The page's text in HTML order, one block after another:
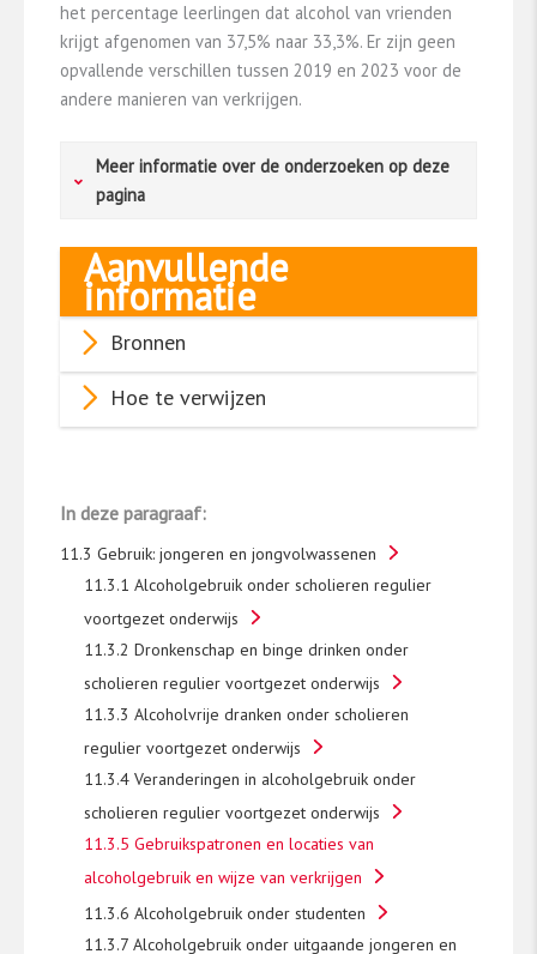
het percentage leerlingen dat alcohol van vrienden
krijgt afgenomen van 37,5% naar 33,3%. Er zijn geen
opvallende verschillen tussen 2019 en 2023 voor de
andere manieren van verkrijgen.
Meer informatie over de onderzoeken op deze
pagina
Kerncijfers jongeren: Leefstijlmonitor
Cijfers over middelengebruik worden
gerapporteerd op de
ScholierenMonitor. De cijfers zijn afkomstig uit
het Peilstationsonderzoek dat elke vier jaar
wordt herhaald. Daarnaast zijn voor een aantal
onderzoeken zijn onderdeel van de
Leefstijlmonitor
en leveren landelijk
representatieve cijfers voor 12-16-jarige
scholieren van het regulier voortgezet
onderwijs (vmbo ,havo, vwo). De HBSC-studie en
het Peilstationsonderzoek wisselen elkaar om
de twee jaar af. Sinds 2017 worden de
onderzoeksmethoden en analyses van beide
studies zo goed mogelijk op elkaar afgestemd,
waardoor we de kerncijfers over de jaren heen
goed met elkaar kunnen vergelijken. Deze
kerncijfers worden daarnaast om de vier jaar
aangevuld met verdiepende gegevens over
middelengebruik die zijn uitgevraagd in het
Peilstationsonderzoek. De meest recente
cijfers komen uit het Peilstationsonderzoek uit
Aanvullende
informatie
Bronnen
Hoe te verwijzen
In deze paragraaf:
11.3 Gebruik: jongeren en jongvolwassenen
11.3.1 Alcoholgebruik onder scholieren regulier
voortgezet onderwijs
11.3.2 Dronkenschap en binge drinken onder
scholieren regulier voortgezet onderwijs
11.3.3 Alcoholvrije dranken onder scholieren
regulier voortgezet onderwijs
11.3.4 Veranderingen in alcoholgebruik onder
scholieren regulier voortgezet onderwijs
11.3.5 Gebruikspatronen en locaties van
alcoholgebruik en wijze van verkrijgen
11.3.6 Alcoholgebruik onder studenten
11.3.7 Alcoholgebruik onder uitgaande jongeren en